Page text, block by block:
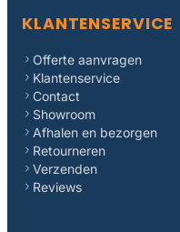
KLANTENSERVICE
Offerte aanvragen
Klantenservice
Contact
Showroom
Afhalen en bezorgen
Retourneren
Verzenden
Reviews